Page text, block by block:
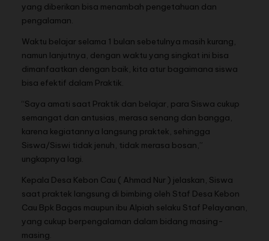
yang diberikan bisa menambah pengetahuan dan
pengalaman.
Waktu belajar selama 1 bulan sebetulnya masih kurang,
namun lanjutnya, dengan waktu yang singkat ini bisa
dimanfaatkan dengan baik, kita atur bagaimana siswa
bisa efektif dalam Praktik.
“Saya amati saat Praktik dan belajar, para Siswa cukup
semangat dan antusias, merasa senang dan bangga,
karena kegiatannya langsung praktek, sehingga
Siswa/Siswi tidak jenuh, tidak merasa bosan,”
ungkapnya lagi.
Kepala Desa Kebon Cau ( Ahmad Nur ) jelaskan, Siswa
saat praktek langsung di bimbing oleh Staf Desa Kebon
Cau Bpk Bagas maupun ibu Alpiah selaku Staf Pelayanan,
yang cukup berpengalaman dalam bidang masing-
masing.